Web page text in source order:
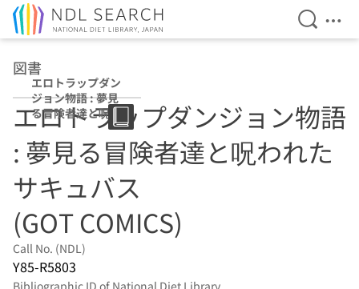
Open
図書
エロトラップダン
ジョン物語 : 夢見
る冒険者達と呪わ
れたサキュバス
(GOT COMICS)
エロトラップダンジョン物語
: 夢見る冒険者達と呪われた
サキュバス
(GOT COMICS)
Call No. (NDL)
Y85-R5803
Bibliographic ID of National Diet Library